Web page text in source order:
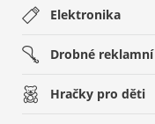
Elektronika
Drobné
Hračky pro děti